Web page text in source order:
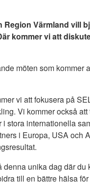
Värmland vill
kommer vi att
möten som
vi att fokusera på
Vi kommer också
stora internationella
i Europa, USA
unika dag där
till en bättre hälsa